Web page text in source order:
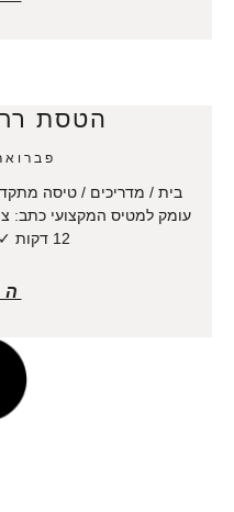
הטסת
פברואר 3,
בית / מדריכים / טיסה
12 דקות ✓ מאמר מוסמך